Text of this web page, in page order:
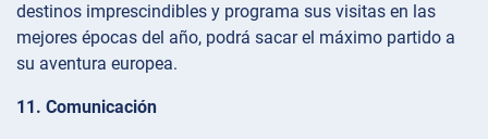
destinos imprescindibles y programa sus visitas en las
mejores épocas del año, podrá sacar el máximo partido a
su aventura europea.
11. Comunicación